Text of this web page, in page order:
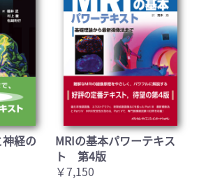
経の
MRIの基本パワーテキス
ト 第4版
￥7,150